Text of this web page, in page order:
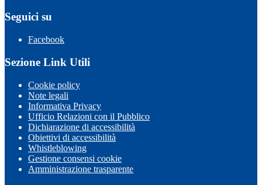
Seguici su
Facebook
Sezione Link Utili
Cookie policy
Note legali
Informativa Privacy
Ufficio Relazioni con il Pubblico
Dichiarazione di accessibilità
Obiettivi di accessibilità
Whistleblowing
Gestione consensi cookie
Amministrazione trasparente